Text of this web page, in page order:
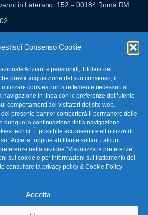
Consenso Cookie
Anziani e pensionati, Titolare del
previa acquisizione del suo consenso, il
cookies non strettamente necessari al
navigazione in linea con le preferenze dell’utente
comportamenti dei visitatori del sito web.
del presente banner comporterà il permanere delle
dunque la continuazione della navigazione
tecnici. È possibile acconsentire all’utilizzo di
“Accetta” oppure abilitarne soltanto alcuni
nella sezione “Visualizza le preferenze”
sui cookie e per informazioni sul trattamento dei
consultare la privacy policy & Cookie Policy;
Accetta
in Laterano, 152 – 00184 Roma RM
Frequenti
Policy
Seguici